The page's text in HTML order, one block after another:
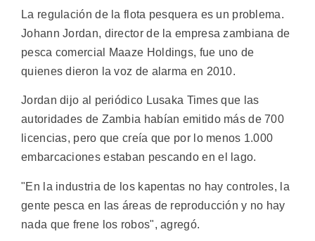
La regulación de la flota pesquera es un problema.
Johann Jordan, director de la empresa zambiana de
pesca comercial Maaze Holdings, fue uno de
quienes dieron la voz de alarma en 2010.
Jordan dijo al periódico Lusaka Times que las
autoridades de Zambia habían emitido más de 700
licencias, pero que creía que por lo menos 1.000
embarcaciones estaban pescando en el lago.
"En la industria de los kapentas no hay controles, la
gente pesca en las áreas de reproducción y no hay
nada que frene los robos", agregó.